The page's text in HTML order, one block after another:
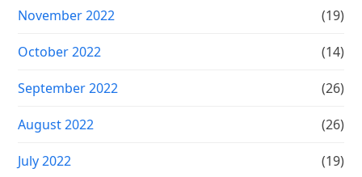
November 2022 (19)
October 2022 (14)
September 2022 (26)
August 2022 (26)
July 2022 (19)